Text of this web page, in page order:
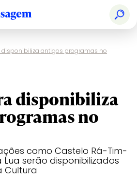
disponibiliza antigos programas no
disponibiliza
no
como Castelo Rá-Tim-
Lua serão disponibilizados
Cultura